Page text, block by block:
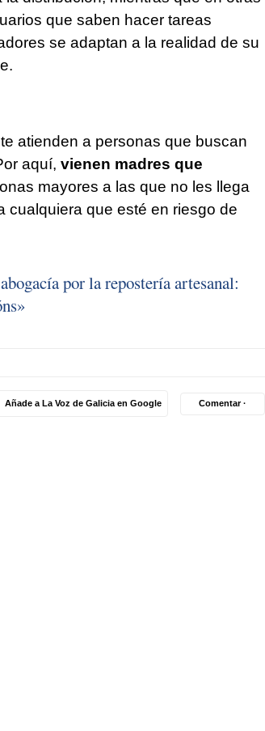
que saben hacer tareas
se adaptan a la realidad de su
atienden a personas que buscan
aquí, vienen madres que
mayores a las que no les llega
cualquiera que esté en riesgo de
por la repostería artesanal:
Añade a La Voz de Galicia en Google Comentar ·